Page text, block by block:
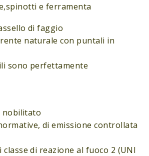
e ferramenta
di faggio
naturale con puntali in
sono perfettamente
nobilitato
di emissione controllata
classe di reazione al fuoco 2 (UNI